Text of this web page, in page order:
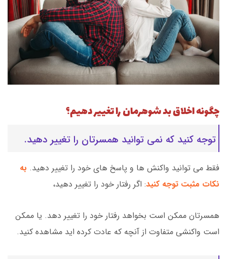
چگونه اخلاق بد شوهرمان را تغییر دهیم؟
توجه کنید که نمی توانید همسرتان را تغییر دهید.
فقط می توانید واکنش ها و پاسخ های خود را تغییر دهید. به
نکات مثبت توجه کنید: اگر رفتار خود را تغییر دهید،
همسرتان ممکن است بخواهد رفتار خود را تغییر دهد. یا ممکن
است واکنشی متفاوت از آنچه که عادت کرده اید مشاهده کنید.